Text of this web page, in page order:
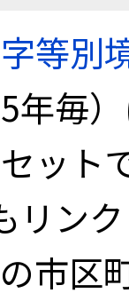
等別
年毎
ット
リン
市区